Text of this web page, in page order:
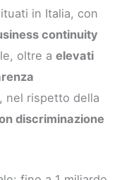
in Italia, con
continuity
oltre aelevati
nel rispetto della
discriminazione